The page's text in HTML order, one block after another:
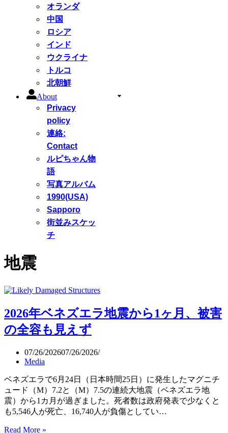
オランダ
中国
ロシア
インド
ウクライナ
トルコ
北朝鮮
About
Privacy
policy
連絡:
Contact
ルピちゃん物
語
写真アルバム
1990(USA)
Sapporo
街並みスケッ
チ
地震
2026年ベネズエラ地震から1ヶ月、被害
の全容も見えず
07/26/202607/26/2026
Media
ベネズエラで6月24日（日本時間25日）に発生したマグニチ
ュード（M）7.2と（M）7.5の連続大地震（ベネズエラ地
震）から1カ月が過ぎました。死者数は政府発表で少なくと
も5,546人が死亡、16,740人が負傷としてい…
Read More »